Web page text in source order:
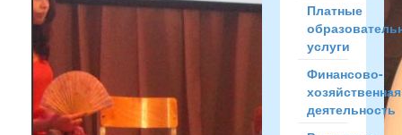
Платные
услуги
Финансово-
хозяйственная
деятельность